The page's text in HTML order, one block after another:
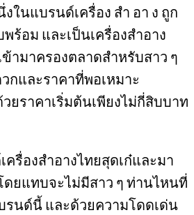
ในแบรนด์เครื่อง สำ อา ง ถูก
ร้อม และเป็นเครื่องสำอาง
ามาครองตลาดสำหรับสาว ๆ
และราคาที่พอเหมาะ
ยราคาเริ่มต้นเพียงไม่กี่สิบบาท
รื่องสำอางไทยสุดเก๋และมา
ยแทบจะไม่มีสาว ๆ ท่านไหนที่
รนด์นี้ และด้วยความโดดเด่น